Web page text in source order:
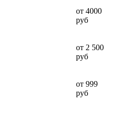
от 4000
руб
от 2 500
руб
от 999
руб